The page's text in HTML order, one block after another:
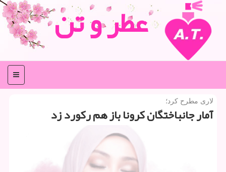
عطر و تن
منو
لاری مطرح كرد؛
آمار جانباختگان كرونا باز هم ركورد زد